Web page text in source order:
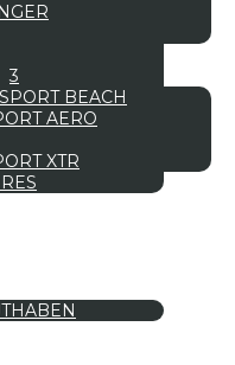
BEACH
AERO
XTR